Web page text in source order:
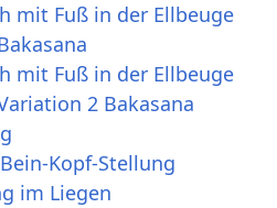
mit Fuß in der Ellbeuge
mit Fuß in der Ellbeuge
2 Bakasana
Kopf-Stellung
im Liegen